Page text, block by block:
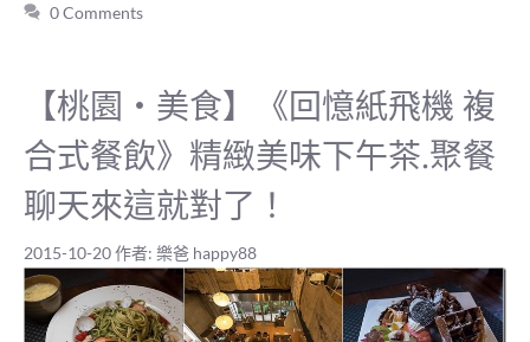
0 Comments
【桃園‧美食】《回憶紙飛機 複
合式餐飲》精緻美味下午茶.聚餐
聊天來這就對了！
2015-10-20作者: 樂爸 happy88